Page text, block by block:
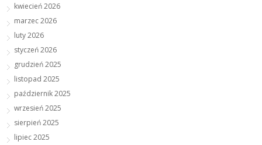
kwiecień 2026
marzec 2026
luty 2026
styczeń 2026
grudzień 2025
listopad 2025
październik 2025
wrzesień 2025
sierpień 2025
lipiec 2025